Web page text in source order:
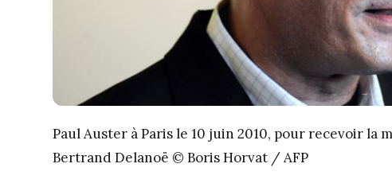
Paul Auster à Paris le 10 juin 2010, pour recevoir la
Bertrand Delanoë © Boris Horvat / AFP